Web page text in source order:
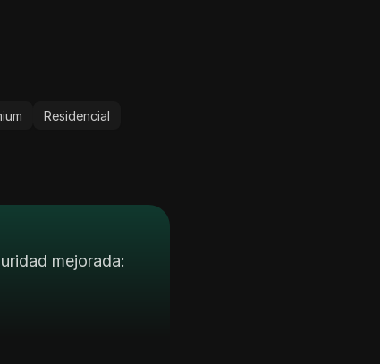
Residencial
mejorada: